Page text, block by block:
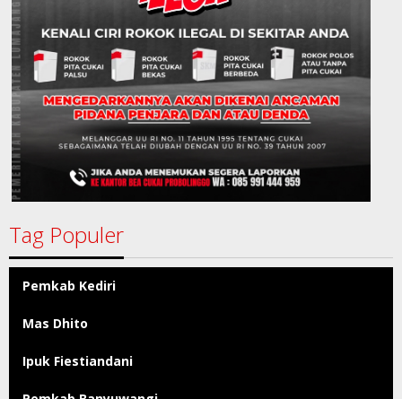
Tag Populer
Pemkab Kediri
Mas Dhito
Ipuk Fiestiandani